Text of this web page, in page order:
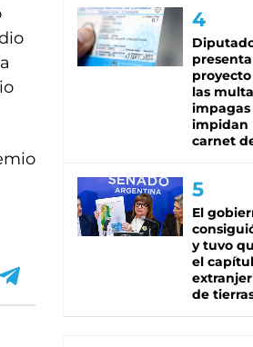
las
impagas
impidan
carnet
El
y tuvo
el
de